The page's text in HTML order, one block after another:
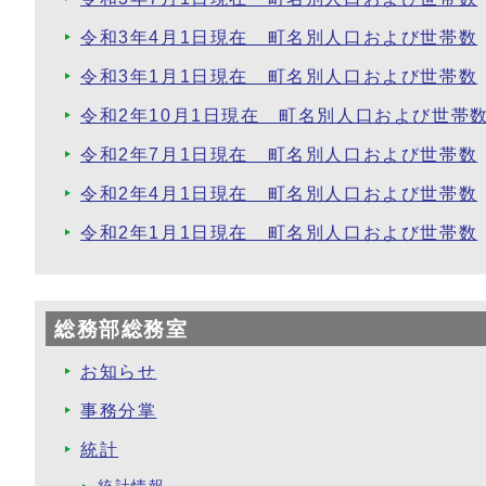
令和3年4月1日現在 町名別人口および世帯数
令和3年1月1日現在 町名別人口および世帯数
令和2年10月1日現在 町名別人口および世帯
令和2年7月1日現在 町名別人口および世帯数
令和2年4月1日現在 町名別人口および世帯数
令和2年1月1日現在 町名別人口および世帯数
総務部総務室
お知らせ
事務分掌
統計